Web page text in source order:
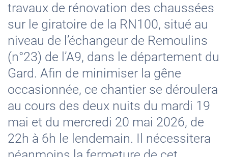
travaux de rénovation des chaussées
sur le giratoire de la RN100, situé au
niveau de l’échangeur de Remoulins
(n°23) de l’A9, dans le département du
Gard. Afin de minimiser la gêne
occasionnée, ce chantier se déroulera
au cours des deux nuits du mardi 19
mai et du mercredi 20 mai 2026, de
22h à 6h le lendemain. Il nécessitera